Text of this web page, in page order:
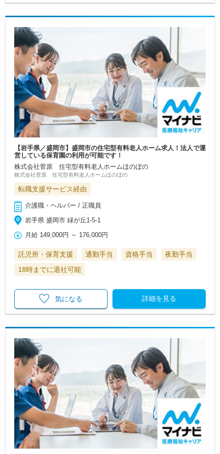
【岩手県／盛岡市】盛岡市の住宅型有料老人ホーム求人！法人で運
営している保育園の利用が可能です！
株式会社菅原 住宅型有料老人ホームほのぼの
株式会社菅原 住宅型有料老人ホームほのぼの
転職支援サービス経由
介護職・ヘルパー / 正職員
岩手県 盛岡市 緑が丘1-5-1
月給 149,000円 ～ 176,000円
託児所・保育支援 通勤手当 資格手当
夜勤手当
18時までに退社可能
詳細を見る
気になる